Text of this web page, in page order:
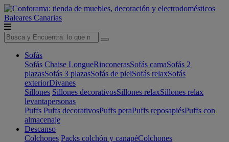
Baleares Canarias
Sofás
Sofás Chaise LongueRinconerasSofás camaSofás 2
plazasSofás 3 plazasSofás de pielSofás relaxSofás
exteriorDivanes
Sillones Sillones decorativosSillones relaxSillones relax
levantapersonas
Puffs Puffs decorativosPuffs peraPuffs reposapiésPuffs con
almacenaje
Descanso
Colchones Packs colchón y canapéColchones